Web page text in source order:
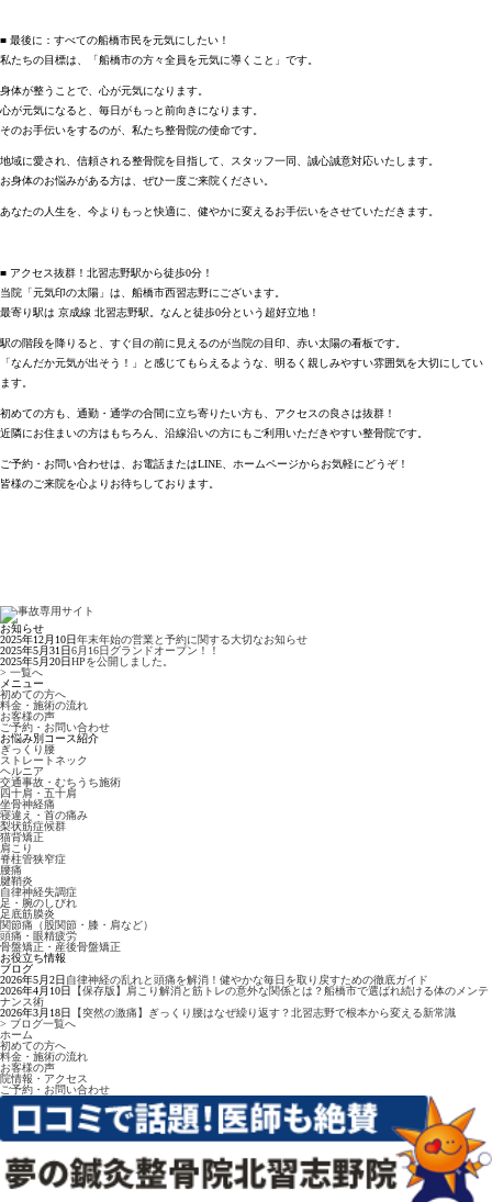
■ 最後に：すべての船橋市民を元気にしたい！
私たちの目標は、「船橋市の方々全員を元気に導くこと」です。
身体が整うことで、心が元気になります。
心が元気になると、毎日がもっと前向きになります。
そのお手伝いをするのが、私たち整骨院の使命です。
地域に愛され、信頼される整骨院を目指して、スタッフ一同、誠心誠意対応いたします。
お身体のお悩みがある方は、ぜひ一度ご来院ください。
あなたの人生を、今よりもっと快適に、健やかに変えるお手伝いをさせていただきます。
■ アクセス抜群！北習志野駅から徒歩0分！
当院「元気印の太陽 」は、 船橋市西習志野にございます。
最寄り駅は 京成線 北習志野駅。なんと徒歩0分という超好立地！
駅の階段を降りると、すぐ目の前に見えるのが当院の目印、 赤い太陽の看板です。
「なんだか元気が出そう！」と感じてもらえるような、明るく親しみやすい雰囲気を大切にしてい
ます。
初めての方も、通勤・通学の合間に立ち寄りたい方も、アクセスの良さは抜群！
近隣にお住まいの方はもちろん、沿線沿いの方にもご利用いただきやすい整骨院です。
ご予約・お問い合わせは、お電話またはLINE、ホームページからお気軽にどうぞ！
皆様のご来院を心よりお待ちしております。
お知らせ
2025年12月10日年末年始の営業と予約に関する大切なお知らせ
2025年5月31日6月16日グランドオープン！！
2025年5月20日HPを公開しました。
> 一覧へ
メニュー
初めての方へ
料金・施術の流れ
お客様の声
ご予約・お問い合わせ
お悩み別コース紹介
ぎっくり腰
ストレートネック
ヘルニア
交通事故・むちうち施術
四十肩・五十肩
坐骨神経痛
寝違え・首の痛み
梨状筋症候群
猫背矯正
肩こり
脊柱管狭窄症
腰痛
腱鞘炎
自律神経失調症
足・腕のしびれ
足底筋膜炎
関節痛（股関節・膝・肩など）
頭痛・眼精疲労
骨盤矯正・産後骨盤矯正
お役立ち情報
ブログ
2026年5月2日 自律神経の乱れと頭痛を解消！健やかな毎日を取り戻すための徹底ガイド
2026年4月10日
【保存版】肩こり解消と筋トレの意外な関係とは？船橋市で選ばれ続ける体のメンテ
ナンス術
2026年3月18日
【突然の激痛】ぎっくり腰はなぜ繰り返す？北習志野で根本から変える新常識
> ブログ一覧へ
ホーム
初めての方へ
料金・施術の流れ
お客様の声
院情報・アクセス
ご予約・お問い合わせ